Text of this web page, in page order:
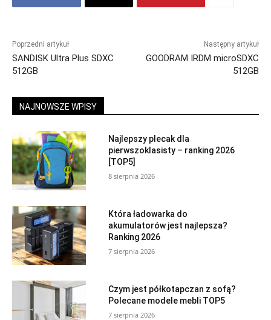
Poprzedni artykuł
SANDISK Ultra Plus SDXC
512GB
Następny artykuł
GOODRAM IRDM microSDXC
512GB
NAJNOWSZE WPISY
Najlepszy plecak dla
pierwszoklasisty – ranking 2026
[TOP5]
8 sierpnia 2026
Która ładowarka do
akumulatorów jest najlepsza?
Ranking 2026
7 sierpnia 2026
Czym jest półkotapczan z sofą?
Polecane modele mebli TOP5
7 sierpnia 2026